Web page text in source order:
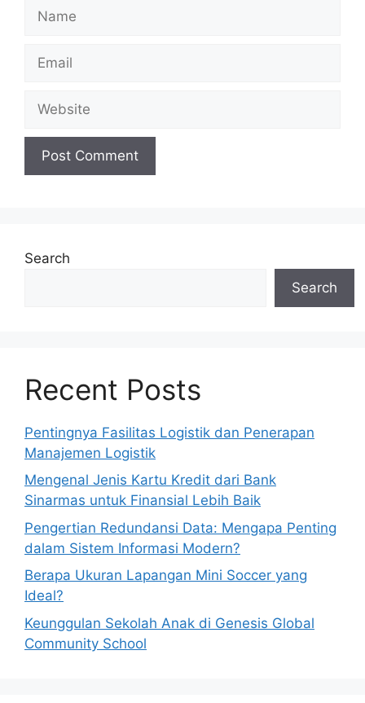
Search
Search
Recent Posts
Pentingnya Fasilitas Logistik dan Penerapan
Manajemen Logistik
Mengenal Jenis Kartu Kredit dari Bank
Sinarmas untuk Finansial Lebih Baik
Pengertian Redundansi Data: Mengapa Penting
dalam Sistem Informasi Modern?
Berapa Ukuran Lapangan Mini Soccer yang
Ideal?
Keunggulan Sekolah Anak di Genesis Global
Community School